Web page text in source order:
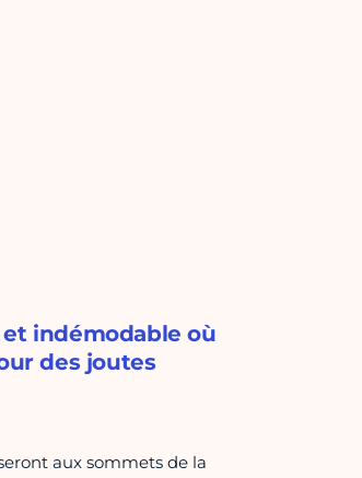
indémodable où
des joutes
aux sommets de la